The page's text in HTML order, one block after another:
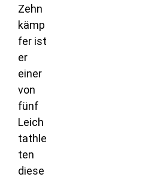
Zehn
kämp
fer ist
er
einer
von
fünf
Leich
tathle
ten
diese